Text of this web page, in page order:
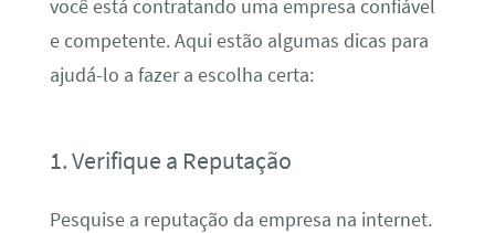
você está contratando uma empresa confiável
e competente. Aqui estão algumas dicas para
ajudá-lo a fazer a escolha certa:
1. Verifique a Reputação
Pesquise a reputação da empresa na internet.